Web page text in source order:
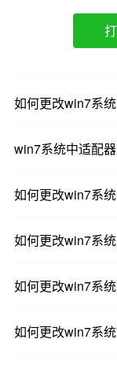
如何更改win7系
win7系统中适配
如何更改win7系
如何更改win7系
如何更改win7系
如何更改win7系